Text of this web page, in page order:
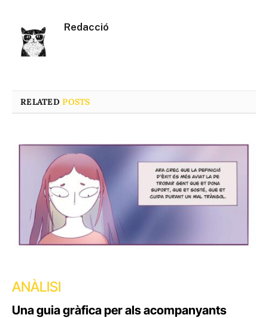
Redacció
RELATEDPOSTS
ANÀLISI
Una guia gràfica per als acompanyants